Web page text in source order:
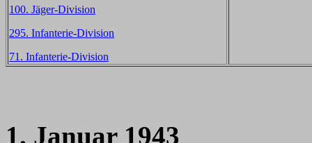
100. Jäger-Division
295. Infanterie-Division
71. Infanterie-Division
1. Januar 1943